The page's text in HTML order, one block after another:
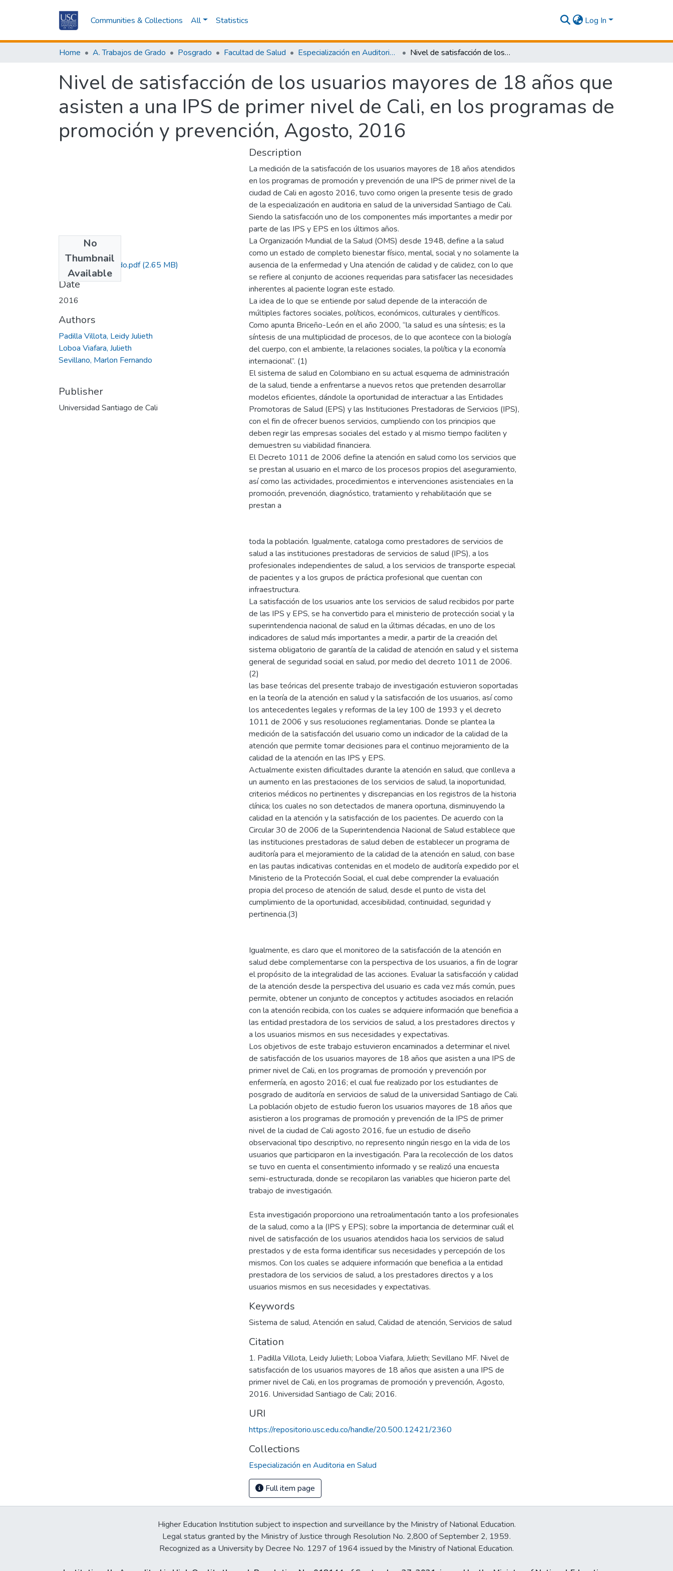
Communities & Collections All Statistics Log In
Home A. Trabajos de Grado Posgrado Facultad de Salud Especialización en Auditoria en Salud Nivel de satisfacción de los usuarios mayores de 18 años que asisten a una IPS de primer nivel de Cali, en los programas de promoción y prevención, Agosto, 2016
Nivel de satisfacción de los usuarios mayores de 18 años que
asisten a una IPS de primer nivel de Cali, en los programas de
promoción y prevención, Agosto, 2016
No
Thumbnail
Available
Trabajo de Grado.pdf(2.65 MB)
Date
2016
Authors
Padilla Villota, Leidy Julieth
Loboa Viafara, Julieth
Sevillano, Marlon Fernando
Publisher
Universidad Santiago de Cali
Description
La medición de la satisfacción de los usuarios mayores de 18 años atendidos
en los programas de promoción y prevención de una IPS de primer nivel de la
ciudad de Cali en agosto 2016, tuvo como origen la presente tesis de grado
de la especialización en auditoria en salud de la universidad Santiago de Cali.
Siendo la satisfacción uno de los componentes más importantes a medir por
parte de las IPS y EPS en los últimos años.
La Organización Mundial de la Salud (OMS) desde 1948, define a la salud
como un estado de completo bienestar físico, mental, social y no solamente la
ausencia de la enfermedad y Una atención de calidad y de calidez, con lo que
se refiere al conjunto de acciones requeridas para satisfacer las necesidades
inherentes al paciente logran este estado.
La idea de lo que se entiende por salud depende de la interacción de
múltiples factores sociales, políticos, económicos, culturales y científicos.
Como apunta Briceño-León en el año 2000, “la salud es una síntesis; es la
síntesis de una multiplicidad de procesos, de lo que acontece con la biología
del cuerpo, con el ambiente, la relaciones sociales, la política y la economía
internacional”. (1)
El sistema de salud en Colombiano en su actual esquema de administración
de la salud, tiende a enfrentarse a nuevos retos que pretenden desarrollar
modelos eficientes, dándole la oportunidad de interactuar a las Entidades
Promotoras de Salud (EPS) y las Instituciones Prestadoras de Servicios (IPS),
con el fin de ofrecer buenos servicios, cumpliendo con los principios que
deben regir las empresas sociales del estado y al mismo tiempo faciliten y
demuestren su viabilidad financiera.
El Decreto 1011 de 2006 define la atención en salud como los servicios que
se prestan al usuario en el marco de los procesos propios del aseguramiento,
así como las actividades, procedimientos e intervenciones asistenciales en la
promoción, prevención, diagnóstico, tratamiento y rehabilitación que se
prestan a
toda la población. Igualmente, cataloga como prestadores de servicios de
salud a las instituciones prestadoras de servicios de salud (IPS), a los
profesionales independientes de salud, a los servicios de transporte especial
de pacientes y a los grupos de práctica profesional que cuentan con
infraestructura.
La satisfacción de los usuarios ante los servicios de salud recibidos por parte
de las IPS y EPS, se ha convertido para el ministerio de protección social y la
superintendencia nacional de salud en la últimas décadas, en uno de los
indicadores de salud más importantes a medir, a partir de la creación del
sistema obligatorio de garantía de la calidad de atención en salud y el sistema
general de seguridad social en salud, por medio del decreto 1011 de 2006.
(2)
las base teóricas del presente trabajo de investigación estuvieron soportadas
en la teoría de la atención en salud y la satisfacción de los usuarios, así como
los antecedentes legales y reformas de la ley 100 de 1993 y el decreto
1011 de 2006 y sus resoluciones reglamentarias. Donde se plantea la
medición de la satisfacción del usuario como un indicador de la calidad de la
atención que permite tomar decisiones para el continuo mejoramiento de la
calidad de la atención en las IPS y EPS.
Actualmente existen dificultades durante la atención en salud, que conlleva a
un aumento en las prestaciones de los servicios de salud, la inoportunidad,
criterios médicos no pertinentes y discrepancias en los registros de la historia
clínica; los cuales no son detectados de manera oportuna, disminuyendo la
calidad en la atención y la satisfacción de los pacientes. De acuerdo con la
Circular 30 de 2006 de la Superintendencia Nacional de Salud establece que
las instituciones prestadoras de salud deben de establecer un programa de
auditoría para el mejoramiento de la calidad de la atención en salud, con base
en las pautas indicativas contenidas en el modelo de auditoría expedido por el
Ministerio de la Protección Social, el cual debe comprender la evaluación
propia del proceso de atención de salud, desde el punto de vista del
cumplimiento de la oportunidad, accesibilidad, continuidad, seguridad y
pertinencia.(3)
Igualmente, es claro que el monitoreo de la satisfacción de la atención en
salud debe complementarse con la perspectiva de los usuarios, a fin de lograr
el propósito de la integralidad de las acciones. Evaluar la satisfacción y calidad
de la atención desde la perspectiva del usuario es cada vez más común, pues
permite, obtener un conjunto de conceptos y actitudes asociados en relación
con la atención recibida, con los cuales se adquiere información que beneficia a
las entidad prestadora de los servicios de salud, a los prestadores directos y
a los usuarios mismos en sus necesidades y expectativas.
Los objetivos de este trabajo estuvieron encaminados a determinar el nivel
de satisfacción de los usuarios mayores de 18 años que asisten a una IPS de
primer nivel de Cali, en los programas de promoción y prevención por
enfermería, en agosto 2016; el cual fue realizado por los estudiantes de
posgrado de auditoría en servicios de salud de la universidad Santiago de Cali.
La población objeto de estudio fueron los usuarios mayores de 18 años que
asistieron a los programas de promoción y prevención de la IPS de primer
nivel de la ciudad de Cali agosto 2016, fue un estudio de diseño
observacional tipo descriptivo, no represento ningún riesgo en la vida de los
usuarios que participaron en la investigación. Para la recolección de los datos
se tuvo en cuenta el consentimiento informado y se realizó una encuesta
semi-estructurada, donde se recopilaron las variables que hicieron parte del
trabajo de investigación.
Esta investigación proporciono una retroalimentación tanto a los profesionales
de la salud, como a la (IPS y EPS); sobre la importancia de determinar cuál el
nivel de satisfacción de los usuarios atendidos hacia los servicios de salud
prestados y de esta forma identificar sus necesidades y percepción de los
mismos. Con los cuales se adquiere información que beneficia a la entidad
prestadora de los servicios de salud, a los prestadores directos y a los
usuarios mismos en sus necesidades y expectativas.
Keywords
Sistema de salud, Atención en salud, Calidad de atención, Servicios de salud
Citation
1. Padilla Villota, Leidy Julieth; Loboa Viafara, Julieth; Sevillano MF. Nivel de
satisfacción de los usuarios mayores de 18 años que asisten a una IPS de
primer nivel de Cali, en los programas de promoción y prevención, Agosto,
2016. Universidad Santiago de Cali; 2016.
URI
https://repositorio.usc.edu.co/handle/20.500.12421/2360
Collections
Especialización en Auditoria en Salud
Full item page
Higher Education Institution subject to inspection and surveillance by the Ministry of National Education.
Legal status granted by the Ministry of Justice through Resolution No. 2,800 of September 2, 1959.
Recognized as a University by Decree No. 1297 of 1964 issued by the Ministry of National Education.